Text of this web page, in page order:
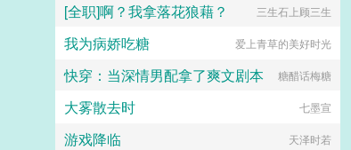
[全职]啊？我拿落花狼藉？ 三生石上顾三生
我为病娇吃糖 爱上青草的美好时光
快穿：当深情男配拿了爽文剧本 糖醋话梅糖
大雾散去时 七墨宣
游戏降临 天泽时若